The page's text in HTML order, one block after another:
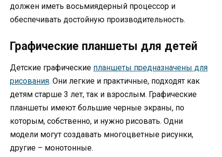
должен иметь восьмиядерный процессор и
обеспечивать достойную производительность.
Графические планшеты для детей
Детские графические планшеты предназначены для
рисования. Они легкие и практичные, подходят как
детям старше 3 лет, так и взрослым. Графические
планшеты имеют большие черные экраны, по
которым, собственно, и нужно рисовать. Одни
модели могут создавать многоцветные рисунки,
другие – монотонные.